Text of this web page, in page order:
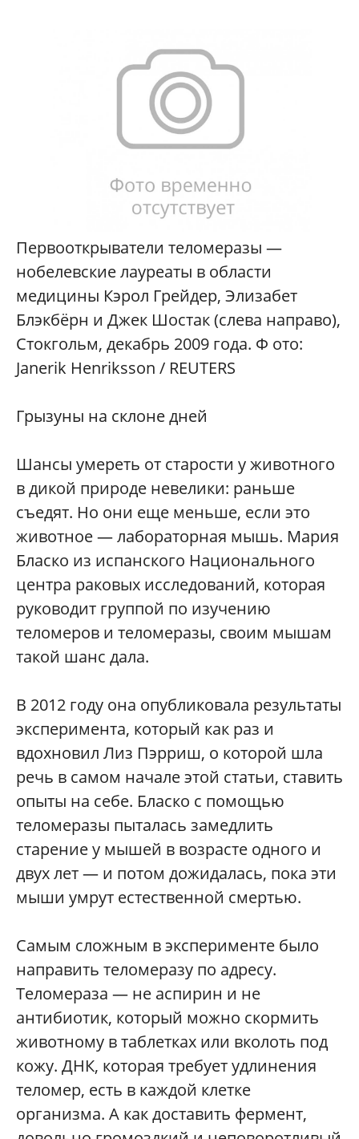
Первооткрыватели теломеразы —
нобелевские лауреаты в области
медицины Кэрол Грейдер, Элизабет
Блэкбёрн и Джек Шостак (слева направо),
Стокгольм, декабрь 2009 года. Ф ото:
Janerik Henriksson / REUTERS
Грызуны на склоне дней
Шансы умереть от старости у животного
в дикой природе невелики: раньше
съедят. Но они еще меньше, если это
животное — лабораторная мышь. Мария
Бласко из испанского Национального
центра раковых исследований, которая
руководит группой по изучению
теломеров и теломеразы, своим мышам
такой шанс дала.
В 2012 году она опубликовала результаты
эксперимента, который как раз и
вдохновил Лиз Пэрриш, о которой шла
речь в самом начале этой статьи, ставить
опыты на себе. Бласко с помощью
теломеразы пыталась замедлить
старение у мышей в возрасте одного и
двух лет — и потом дожидалась, пока эти
мыши умрут естественной смертью.
Самым сложным в эксперименте было
направить теломеразу по адресу.
Теломераза — не аспирин и не
антибиотик, который можно скормить
животному в таблетках или вколоть под
кожу. ДНК, которая требует удлинения
теломер, есть в каждой клетке
организма. А как доставить фермент,